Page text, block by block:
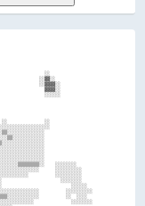
░░░░░░░░▒▒░░
░░░░░░░░░░░░
░░                      ░░
░░▓▓░░
░░▓▓▓▓░░
▓▓▓▓░░
░░░░░░
░░████▓▓▓▓░░
░░░░░░░░▒▒▒▒░░░░░░
░░░░░░░░░░░░░░░░░░
░░░░░░░░░░░░░░░░░░
░░░░░░░░  ░░              ░░
░░░░░░░░
░░░░░░░░░░
░░░░░░░░░░
░░░░░░░░
░░░░░░
░░░░░░░░░░
░░  ░░░░
░░░░░░░░